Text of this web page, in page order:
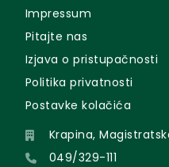
Impressum
Pitajte nas
Izjava o pristupačnosti
Politika privatnosti
Postavke kolačića
Krapina,
049/329-111